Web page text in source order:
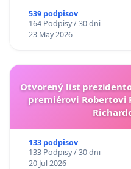
539 podpisov
164 Podpisy / 30 dni
23 May 2026
Otvorený list
premiérovi Robertovi
133 podpisov
133 Podpisy / 30 dni
20 Jul 2026